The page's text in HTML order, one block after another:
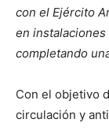
con el Ejército
en instalaciones
completando
Con el objetivo
circulación y